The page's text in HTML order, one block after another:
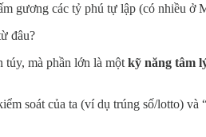
gương các tỷ phú tự lập (có nhiều ở
đâu?
túy, mà phần lớn là một kỹ năng tâm
soát của ta (ví dụ trúng số/lotto) và